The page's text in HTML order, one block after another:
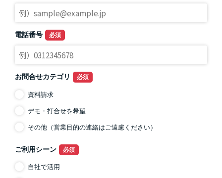
電話番号
お問合せカテゴリ
資料請求
デモ・打合せを希望
その他（営業目的の連絡はご遠慮ください）
ご利用シーン
自社で活用